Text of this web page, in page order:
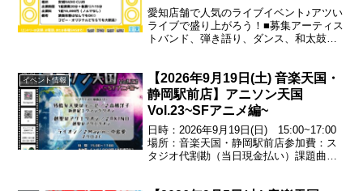
愛知店舗で人気のライブイベント♪アツい
ライブで盛り上がろう！■募集アーティス
トバンド、弾き語り、ダンス、和太鼓な
+転換リハ15分）■場所安城RADIO
CLUB■...
イベント情報
【2026年9月19日(土) 音楽天国・
静岡駅前店】アニソン天国
Vol.23~SFアニメ編~
日時：2026年9月19日(日) 15:00~17:00
場所：音楽天国・静岡駅前店参加費：ス
タジオ代割勘（当日現金払い）課題曲残